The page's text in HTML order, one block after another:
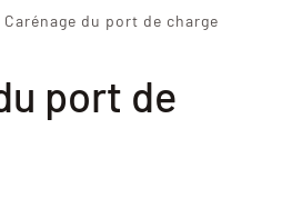
Carénage du port de charge
port de